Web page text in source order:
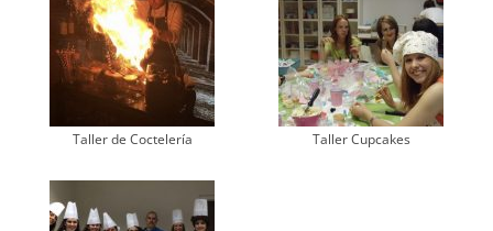
Taller de Coctelería Taller Cupcakes